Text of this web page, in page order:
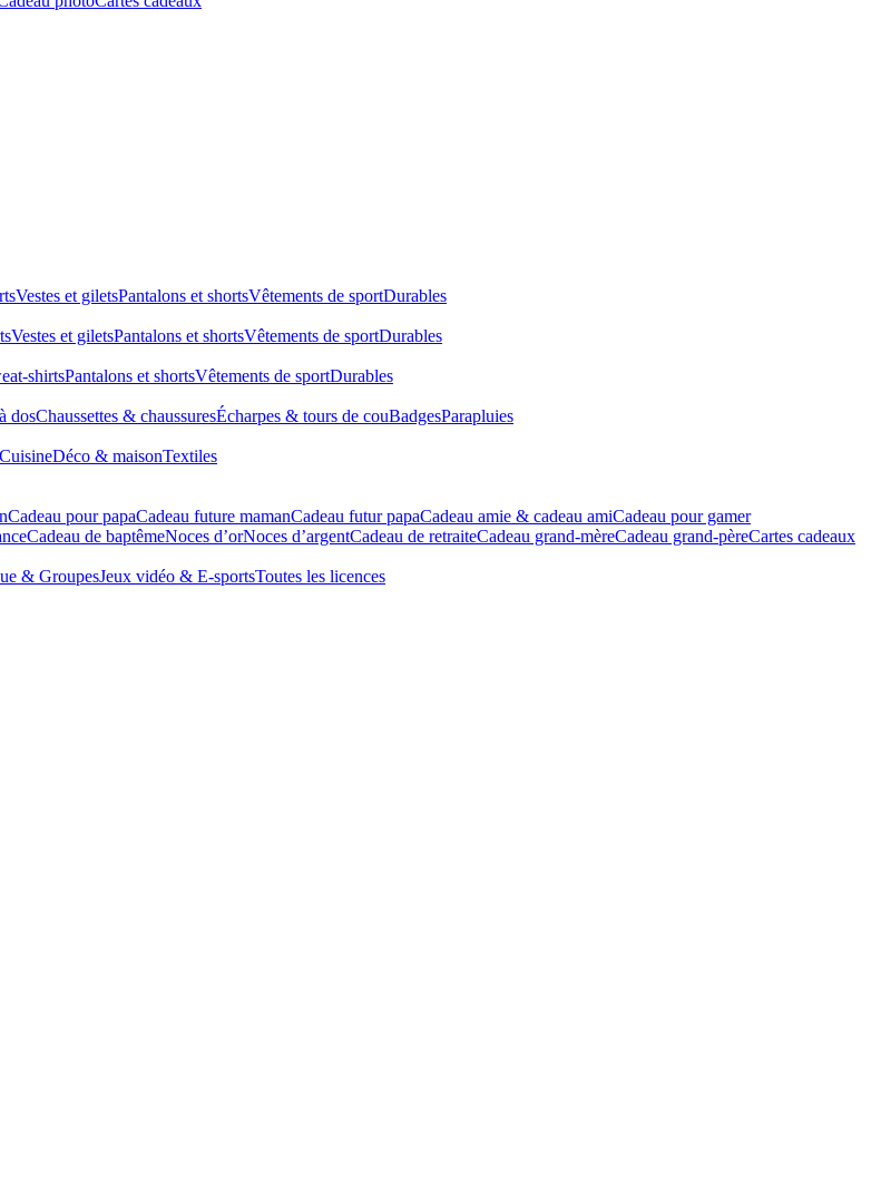
Vestes et giletsPantalons et shortsVêtements de sportDurables
Vestes et giletsPantalons et shortsVêtements de sportDurables
shirtsPantalons et shortsVêtements de sportDurables
dosChaussettes & chaussuresÉcharpes & tours de couBadgesParapluies
CuisineDéco & maisonTextiles
Cadeau pour papaCadeau future mamanCadeau futur papaCadeau amie & cadeau amiCadeau pour gamer
Cadeau de baptêmeNoces d’orNoces d’argentCadeau de retraiteCadeau grand-mèreCadeau grand-pèreCartes cadeaux
& GroupesJeux vidéo & E-sportsToutes les licences